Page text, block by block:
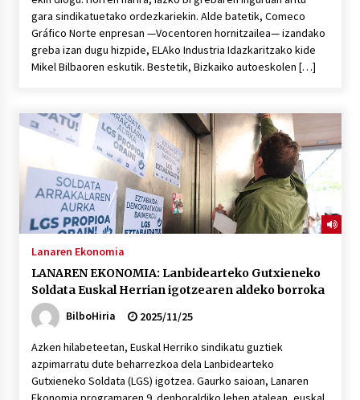
gara sindikatuetako ordezkariekin. Alde batetik, Comeco
Gráfico Norte enpresan —Vocentoren hornitzailea— izandako
greba izan dugu hizpide, ELAko Industria Idazkaritzako kide
Mikel Bilbaoren eskutik. Bestetik, Bizkaiko autoeskolen […]
Lanaren Ekonomia
LANAREN EKONOMIA: Lanbidearteko Gutxieneko
Soldata Euskal Herrian igotzearen aldeko borroka
BilboHiria
2025/11/25
Azken hilabeteetan, Euskal Herriko sindikatu guztiek
azpimarratu dute beharrezkoa dela Lanbidearteko
Gutxieneko Soldata (LGS) igotzea. Gaurko saioan, Lanaren